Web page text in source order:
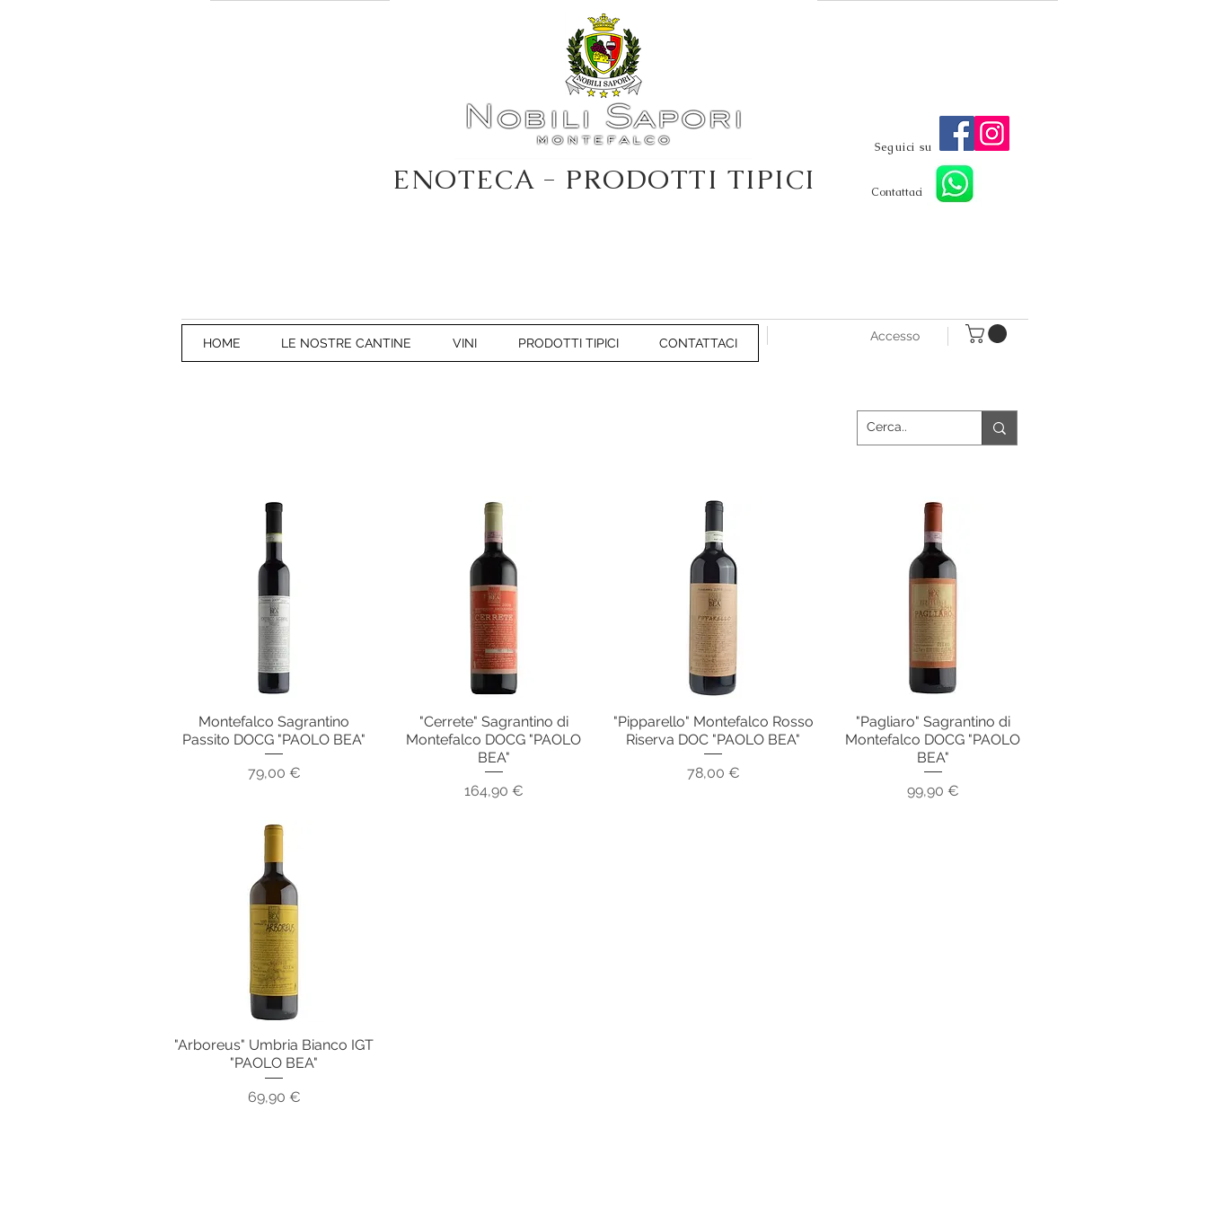
ENOTECA - PRODOTTI TIPICI
Seguici su
Contattaci
Accesso
HOME LE NOSTRE CANTINE VINI PRODOTTI TIPICI CONTATTACI
Vista rapida
Montefalco Sagrantino
Passito DOCG "PAOLO BEA"
Prezzo
79,00 €
Vista rapida
"Cerrete" Sagrantino di
Montefalco DOCG "PAOLO
BEA"
Prezzo
164,90 €
Vista rapida
"Pipparello" Montefalco Rosso
Riserva DOC "PAOLO BEA"
Prezzo
78,00 €
Vista rapida
"Pagliaro" Sagrantino di
Montefalco DOCG "PAOLO
BEA"
Prezzo
99,90 €
Vista rapida
"Arboreus" Umbria Bianco IGT
"PAOLO BEA"
Prezzo
69,90 €